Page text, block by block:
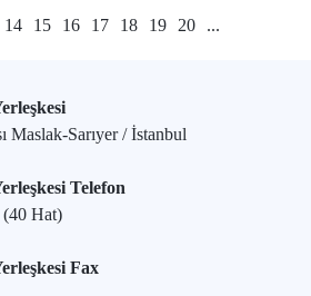
14 15 16 17 18 19 20 ...
Maslak-Sarıyer / İstanbul
Telefon
Hat)
Fax